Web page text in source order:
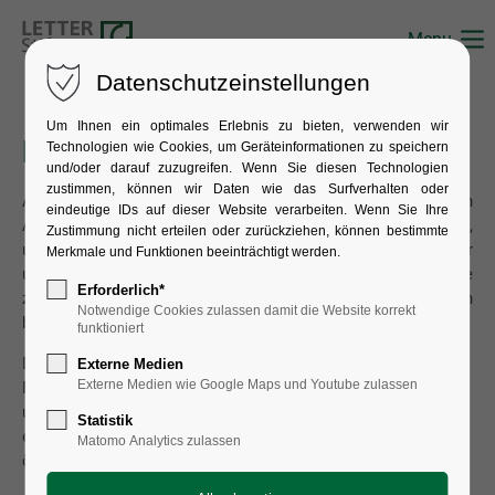
Menu
Herzlich willkommen!
Auch wenn wir über keine öffentlich zugänglichen
Ausstellungsräume verfügen, so sind wir doch bestrebt,
unsere Forschungsergebnisse zu teilen. Daher machen wir
unsere Sammlung auf Anfrage für wissenschaftliche Zwecke
zugänglich und stellen Dokumentationsmaterial unentgeltlich
bereit.
Die Bücher unserer Bibliothek stehen ausschließlich als
Präsenzbestand zur Verfügung. Somit können diese während
unserer Öffnungszeiten in unseren Räumlichkeiten
eingesehen werden. Wir empfehlen daher, zunächst eine
öffentliche Bibliothek zu konsultieren.
Datenschutzeinstellungen
Um Ihnen ein optimales Erlebnis zu bieten, verwenden wir
Technologien wie Cookies, um Geräteinformationen zu speichern
und/oder darauf zuzugreifen. Wenn Sie diesen Technologien
zustimmen, können wir Daten wie das Surfverhalten oder
eindeutige IDs auf dieser Website verarbeiten. Wenn Sie Ihre
Zustimmung nicht erteilen oder zurückziehen, können bestimmte
Merkmale und Funktionen beeinträchtigt werden.
Erforderlich*
Notwendige Cookies zulassen damit die Website korrekt
funktioniert
Externe Medien
Externe Medien wie Google Maps und Youtube zulassen
Statistik
Matomo Analytics zulassen